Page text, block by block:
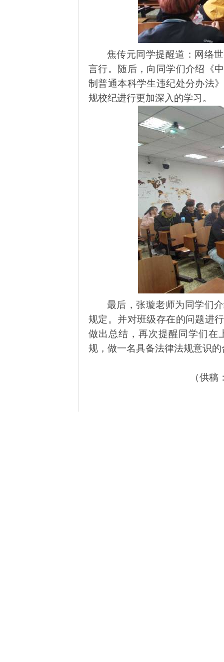
焦传元同学提醒道：网络
言行。随后，向同学们介绍《
制普通本科学生违纪处分办法
规校纪进行更加深入的学习。
最后，张璇老师为同学们
规定。并对班级存在的问题进
做出总结，再次提醒同学们在
规，做一名具备法律法规意识
（供稿